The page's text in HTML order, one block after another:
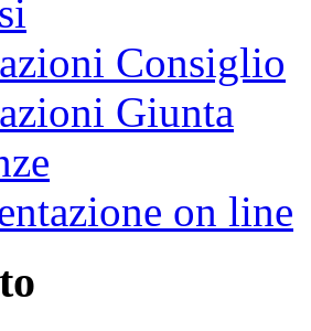
Consiglio
Giunta
on line